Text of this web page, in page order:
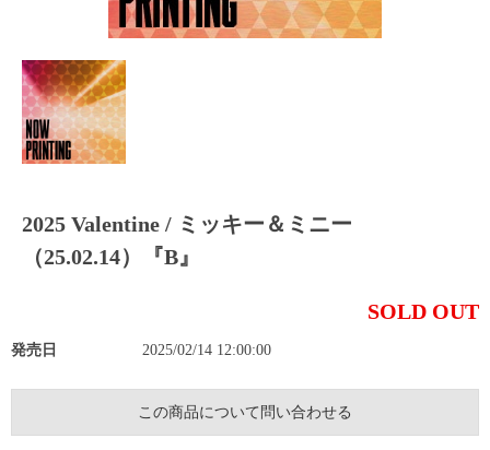
2025 Valentine / ミッキー＆ミニー
（25.02.14）『B』
SOLD OUT
発売日 2025/02/14 12:00:00
この商品について問い合わせる